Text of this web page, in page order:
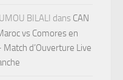
BILALI dans CAN
vs Comores en
Match d’Ouverture Live